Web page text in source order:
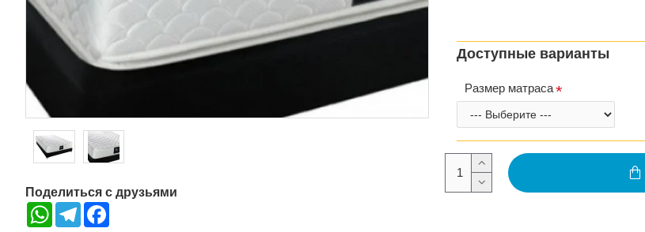
Поделиться с друзьями
WhatsAppTelegram
Доступные варианты
Размер матраса